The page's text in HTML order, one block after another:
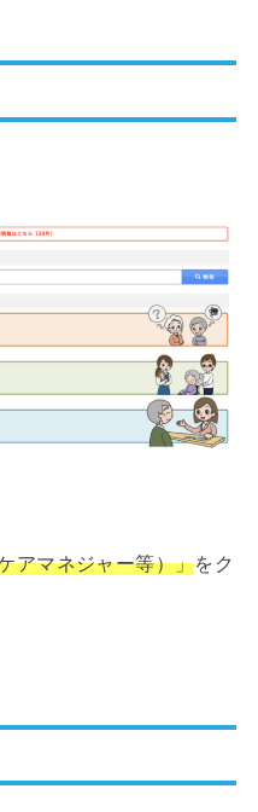
アマネジャー等）」をク